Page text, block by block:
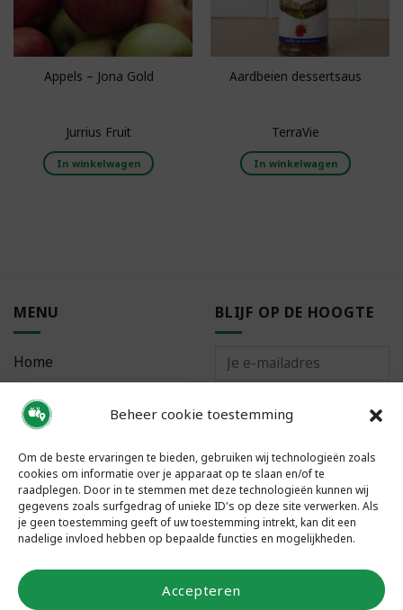
Beheer cookie toestemming
Om de beste ervaringen te bieden, gebruiken wij technologieën zoals
cookies om informatie over je apparaat op te slaan en/of te
raadplegen. Door in te stemmen met deze technologieën kunnen wij
gegevens zoals surfgedrag of unieke ID's op deze site verwerken. Als
je geen toestemming geeft of uw toestemming intrekt, kan dit een
nadelige invloed hebben op bepaalde functies en mogelijkheden.
Accepteren
Appels – Jona Gold
Jurrius Fruit
In winkelwagen
Aardbeien dessertsaus
TerraVie
In winkelwagen
MENU
Home
Bestellen
Meest gestelde vragen
BLIJF OP DE HOOGTE
VOLG ONS